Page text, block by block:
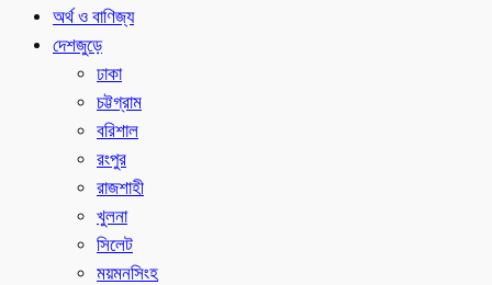
অর্থ ও বাণিজ্য
দেশজুড়ে
ঢাকা
চট্টগ্রাম
বরিশাল
রংপুর
রাজশাহী
খুলনা
সিলেট
ময়মনসিংহ